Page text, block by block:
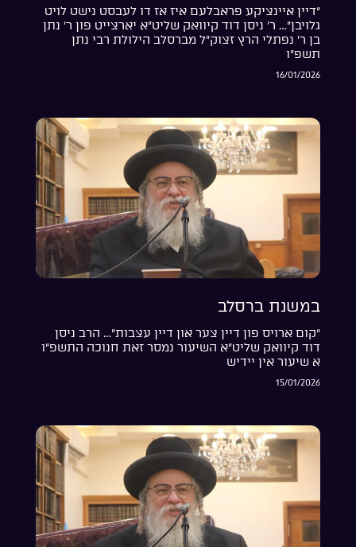
“דיין איינציקע פראבלעם איז אז דו לעבסט נישט לויט
גלויבן”… ר’ ניסן דוד קיוואק שליט”א יארצייט פון ר’ נתן
בן ר’ נפתלי הרץ זצוק”ל מברסלב הילולת רבי נתן
תשפ”ו
16/01/2026
במשנת ברסלב
“קום ארויס פון דיין צער און דיין עצבות”… הרב ניסן
דוד קיוואק שליט”א השיעור נמסר זאת חנוכה התשפ”ו
א שיעור אין יידיש
15/01/2026